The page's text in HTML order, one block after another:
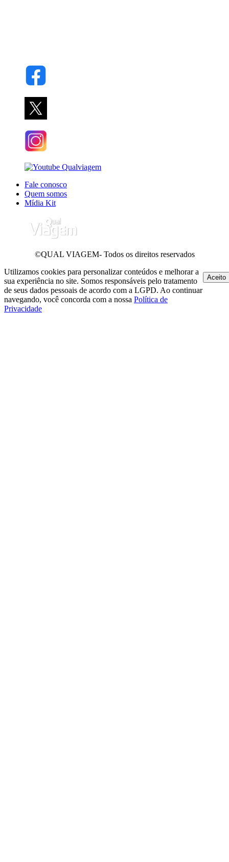
Fale conosco
Quem somos
Mídia Kit
©QUAL VIAGEM- Todos os direitos reservados
Utilizamos cookies para personalizar conteúdos e melhorar a
sua experiência no site. Somos responsáveis pelo tratamento
de seus dados pessoais de acordo com a LGPD. Ao continuar
navegando, você concorda com a nossa Política de
Privacidade
Aceito